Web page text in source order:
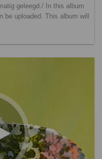
geleegd./ In this album
uploaded. This album will